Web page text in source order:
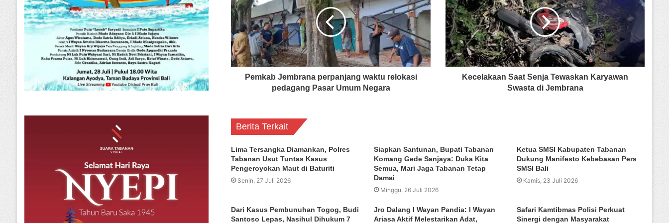
Pemkab Jembrana perpanjang waktu relokasi
pedagang Pasar Umum Negara
Kecelakaan Saat Senja Tewaskan Karyawan
Swasta di Jembrana
Berita Terkait
Lima Tersangka Diamankan, Polres
Tabanan Usut Tuntas Kasus
Pengeroyokan Maut di Baturiti
Senin, 27 Juli 2026
Siapkan Santunan, Bupati Tabanan
Komang Gede Sanjaya: Duka Kita
Semua, Mari Jaga Tabanan Tetap
Damai
Minggu, 26 Juli 2026
Ketua SMSI Kabupaten Tabanan
Dukung Manifesto Kebebasan Pers
SMSI Bali
Kamis, 23 Juli 2026
Dari Kasus Pembunuhan Togog, Budi
Santoso Lepas, Nasihul Dihukum 7
Jro Dalang I Wayan Pandia: I Wayan
Ariasa Aktif Melestarikan Adat,
Safari Kamtibmas Polisi Perkuat
Sinergi dengan Masyarakat